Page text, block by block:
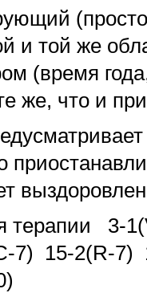
и той же
(время
же, что и
терапии 3-
7) 15-2(R-7)